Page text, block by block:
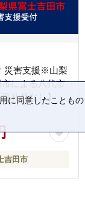
災害支援※山梨
による八代市
礼品なし】
吉田市
同意したこともの